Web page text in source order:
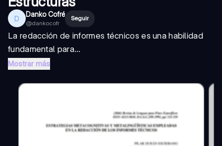
D Danko Cofré
@dankocofr
Seguir
La redacción de informes técnicos es una habilidad
fundamental para...
Mostrar más